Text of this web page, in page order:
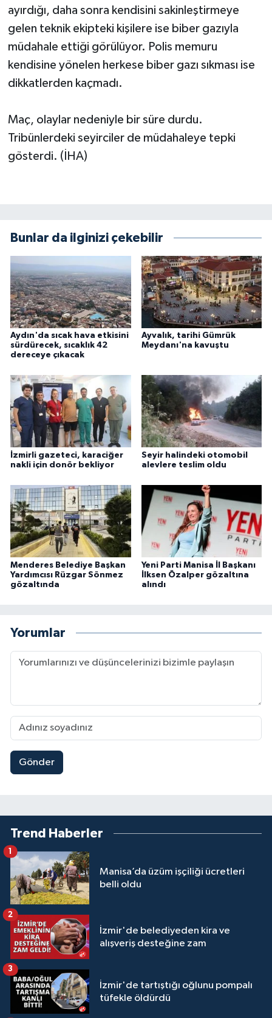
ayırdığı, daha sonra kendisini sakinleştirmeye
gelen teknik ekipteki kişilere ise biber gazıyla
müdahale ettiği görülüyor. Polis memuru
kendisine yönelen herkese biber gazı sıkması ise
dikkatlerden kaçmadı.
Maç, olaylar nedeniyle bir süre durdu.
Tribünlerdeki seyirciler de müdahaleye tepki
gösterdi. (İHA)
Bunlar da ilginizi çekebilir
Aydın'da sıcak hava etkisini
sürdürecek, sıcaklık 42
dereceye çıkacak
Ayvalık, tarihi Gümrük
Meydanı'na kavuştu
İzmirli gazeteci, karaciğer
nakli için donör bekliyor
Seyir halindeki otomobil
alevlere teslim oldu
Menderes Belediye Başkan
Yardımcısı Rüzgar Sönmez
gözaltında
Yeni Parti Manisa İl Başkanı
İlksen Özalper gözaltına
alındı
Yorumlar
Gönder
Trend Haberler
Manisa’da üzüm işçiliği ücretleri
belli oldu
1
İzmir'de belediyeden kira ve
alışveriş desteğine zam
2
İzmir'de tartıştığı oğlunu pompalı
tüfekle öldürdü
3